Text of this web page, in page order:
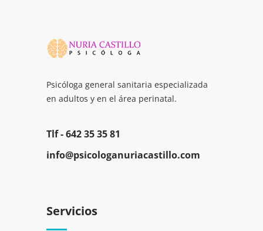
Psicóloga general sanitaria especializada
en adultos y en el área perinatal.
Tlf -642 35 35 81
info@psicologanuriacastillo.com
Servicios